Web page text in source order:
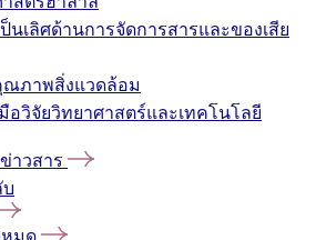
นเลิศด้านการจัดการสารและของเสีย
ณภาพสิ่งแวดล้อม
อวิจัยวิทยาศาสตร์และเทคโนโลยี
าวสาร